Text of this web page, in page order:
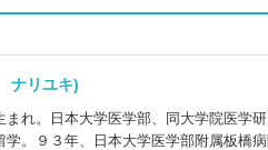
ナリユキ)
まれ。日本大学医学部、同大学院医学
学。９３年、日本大学医学部附属板橋